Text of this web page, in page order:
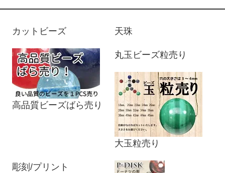
カットビーズ 天珠
高品質ビーズばら売り
丸玉ビーズ粒売り
大玉粒売り
彫刻/プリント